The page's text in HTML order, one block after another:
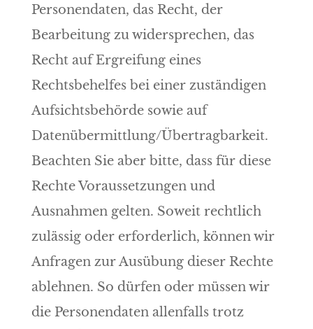
Personendaten, das Recht, der
Bearbeitung zu widersprechen, das
Recht auf Ergreifung eines
Rechtsbehelfes bei einer zuständigen
Aufsichtsbehörde sowie auf
Datenübermittlung/Übertragbarkeit.
Beachten Sie aber bitte, dass für diese
Rechte Voraussetzungen und
Ausnahmen gelten. Soweit rechtlich
zulässig oder erforderlich, können wir
Anfragen zur Ausübung dieser Rechte
ablehnen. So dürfen oder müssen wir
die Personendaten allenfalls trotz